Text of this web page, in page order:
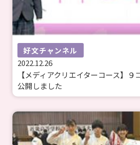
好文チャンネル
2022.12.26
【メディアクリエイターコース】９
公開しました